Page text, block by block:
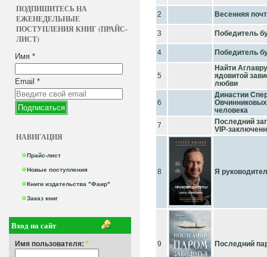
ПОДПИШИТЕСЬ НА
ЕЖЕНЕДЕЛЬНЫЕ
ПОСТУПЛЕНИЯ КНИГ (ПРАЙС-
ЛИСТ)
Имя *
Email *
НАВИГАЦИЯ
Прайс-лист
Новые поступления
Книги издательства "Фаир"
Заказ книг
Вход на сайт
Имя пользователя: *
2 Весенняя
3 Победитель
4 Победитель
5
Найти
ядовитой
любви
6
Династии
Овчинниковых
человека
7
Последний
VIP-
8 Я
9 Последний